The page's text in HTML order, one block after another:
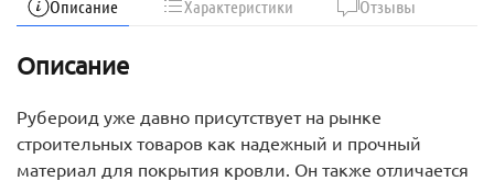
Описание Характеристики Отзывы
Описание
Рубероид уже давно присутствует на рынке
строительных товаров как надежный и прочный
материал для покрытия кровли. Он также отличается